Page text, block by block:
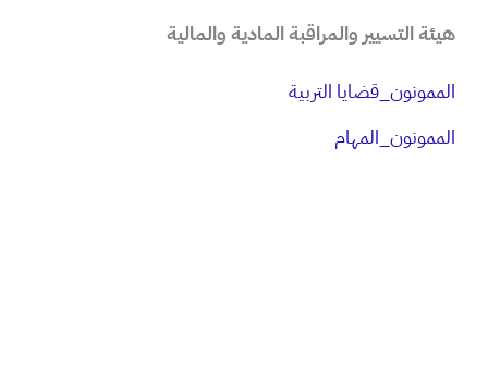
هيئة التسيير والمراقبة المادية والمالية
الممونون_قضايا التربية
الممونون_المهام